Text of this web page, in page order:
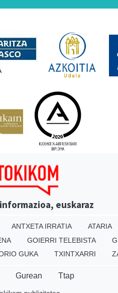
euskaraz
ANTXETA IRRATIA ATARIA
GOIERRI TELEBISTA
GUKA TXINTXARRI
Gurean Ttap